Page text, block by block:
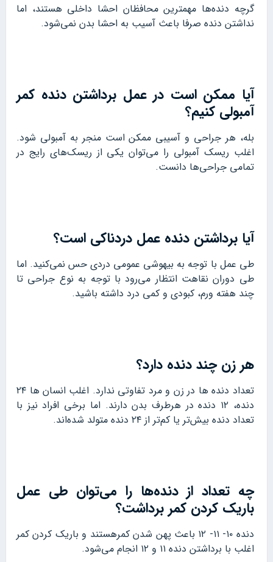
گرچه دنده‌ها مهمترین محافظان احشا داخلی هستند، اما
نداشتن دنده صرفا باعث آسیب به احشا بدن نمی‌شود.
آیا ممکن است در عمل برداشتن دنده کمر
آمبولی کنیم؟
بله، هر جراحی و آسیبی ممکن است منجر به آمبولی شود.
اغلب ریسک آمبولی را می‌توان یکی از ریسک‌های رایج در
تمامی جراحی‌ها دانست.
آیا برداشتن دنده عمل دردناکی است؟
طی عمل با توجه به بیهوشی عمومی دردی حس نمی‌کنید. اما
طی دوران نقاهت انتظار می‌رود با توجه به نوع جراحی تا
چند هفته ورم، کبودی و کمی درد داشته باشید.
هر زن چند دنده دارد؟
تعداد دنده ها در زن و مرد تفاوتی ندارد. اغلب انسان ها ۲۴
دنده، ۱۲ دنده در هرطرف بدن دارند. اما برخی افراد نیز با
تعداد دنده بیش‌تر یا کم‌تر از ۲۴ دنده متولد شده‌اند.
چه تعداد از دنده‌ها را می‌توان طی عمل
باریک کردن کمر برداشت؟
دنده ۱۰- ۱۱- ۱۲ باعث پهن شدن کمرهستند و باریک کردن کمر
اغلب با برداشتن دنده ۱۱ و ۱۲ انجام می‌شود.